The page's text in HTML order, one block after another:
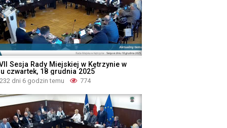
Sesja Rady Miejskiej w Kętrzynie w
czwartek, 18 grudnia 2025
232 dni 6 godzin temu 774